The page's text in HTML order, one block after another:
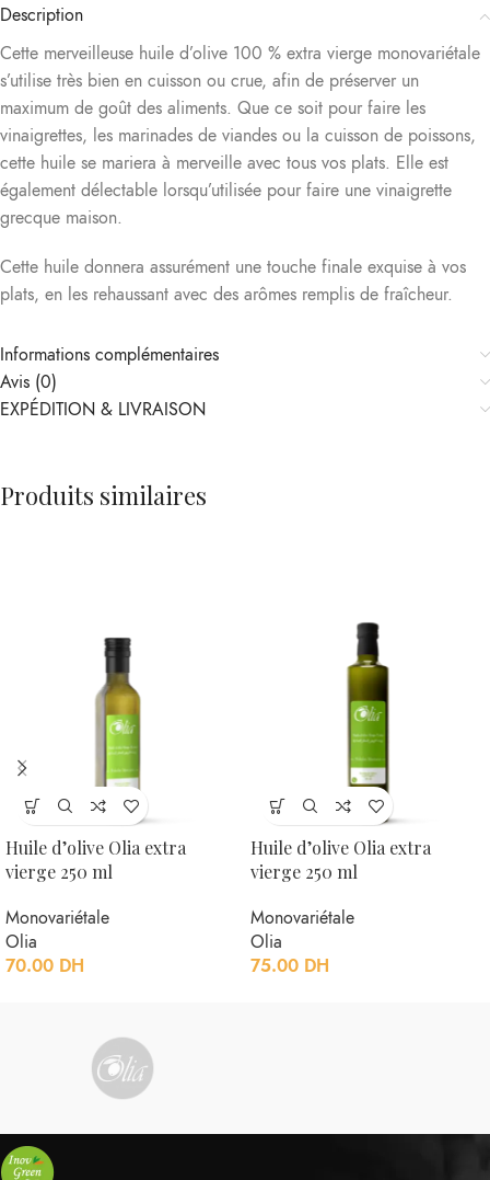
Description
Cette merveilleuse huile d’olive 100 % extra vierge monovariétale
s’utilise très bien en cuisson ou crue, afin de préserver un
maximum de goût des aliments. Que ce soit pour faire les
vinaigrettes, les marinades de viandes ou la cuisson de poissons,
cette huile se mariera à merveille avec tous vos plats. Elle est
également délectable lorsqu’utilisée pour faire une vinaigrette
grecque maison.
Cette huile donnera assurément une touche finale exquise à vos
plats, en les rehaussant avec des arômes remplis de fraîcheur.
Informations complémentaires
Avis (0)
EXPÉDITION & LIVRAISON
Produits similaires
Huile d’olive Olia extra
vierge 250 ml
Monovariétale
Olia
70.00 DH
Huile d’olive Olia extra
vierge 250 ml
Monovariétale
Olia
75.00 DH